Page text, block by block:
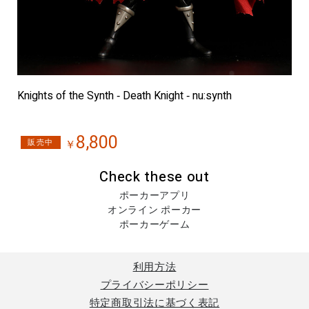
Knights of the Synth ‐ Death Knight ‐ nu:synth
販売中 ￥8,800
Check these out
ポーカーアプリ
オンライン ポーカー
ポーカーゲーム
利用方法
プライバシーポリシー
特定商取引法に基づく表記